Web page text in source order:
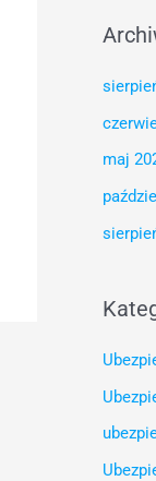
maj